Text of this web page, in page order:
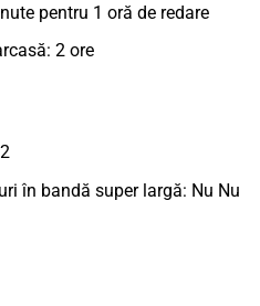
pentru 1 oră de redare
2 ore
în bandă super largă: Nu Nu